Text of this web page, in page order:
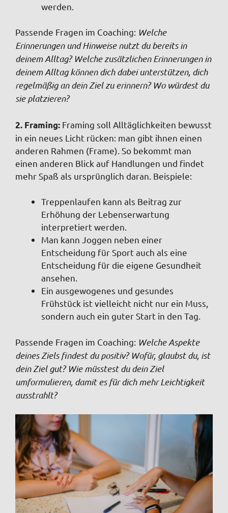
werden.
Passende Fragen im Coaching: Welche
Erinnerungen und Hinweise nutzt du bereits in
deinem Alltag? Welche zusätzlichen Erinnerungen in
deinem Alltag können dich dabei unterstützen, dich
regelmäßig an dein Ziel zu erinnern? Wo würdest du
sie platzieren?
2. Framing: Framing soll Alltäglichkeiten bewusst
in ein neues Licht rücken: man gibt ihnen einen
anderen Rahmen (Frame). So bekommt man
einen anderen Blick auf Handlungen und findet
mehr Spaß als ursprünglich daran. Beispiele:
Treppenlaufen kann als Beitrag zur
Erhöhung der Lebenserwartung
interpretiert werden.
Man kann Joggen neben einer
Entscheidung für Sport auch als eine
Entscheidung für die eigene Gesundheit
ansehen.
Ein ausgewogenes und gesundes
Frühstück ist vielleicht nicht nur ein Muss,
sondern auch ein guter Start in den Tag.
Passende Fragen im Coaching: Welche Aspekte
deines Ziels findest du positiv? Wofür, glaubst du, ist
dein Ziel gut? Wie müsstest du dein Ziel
umformulieren, damit es für dich mehr Leichtigkeit
ausstrahlt?